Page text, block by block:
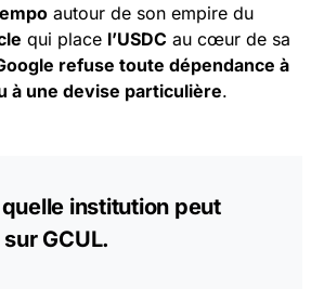
autour de son empire du
qui place l’USDC au cœur de sa
refuse toute dépendance à
à une devise particulière.
quelle institution peut
GCUL.